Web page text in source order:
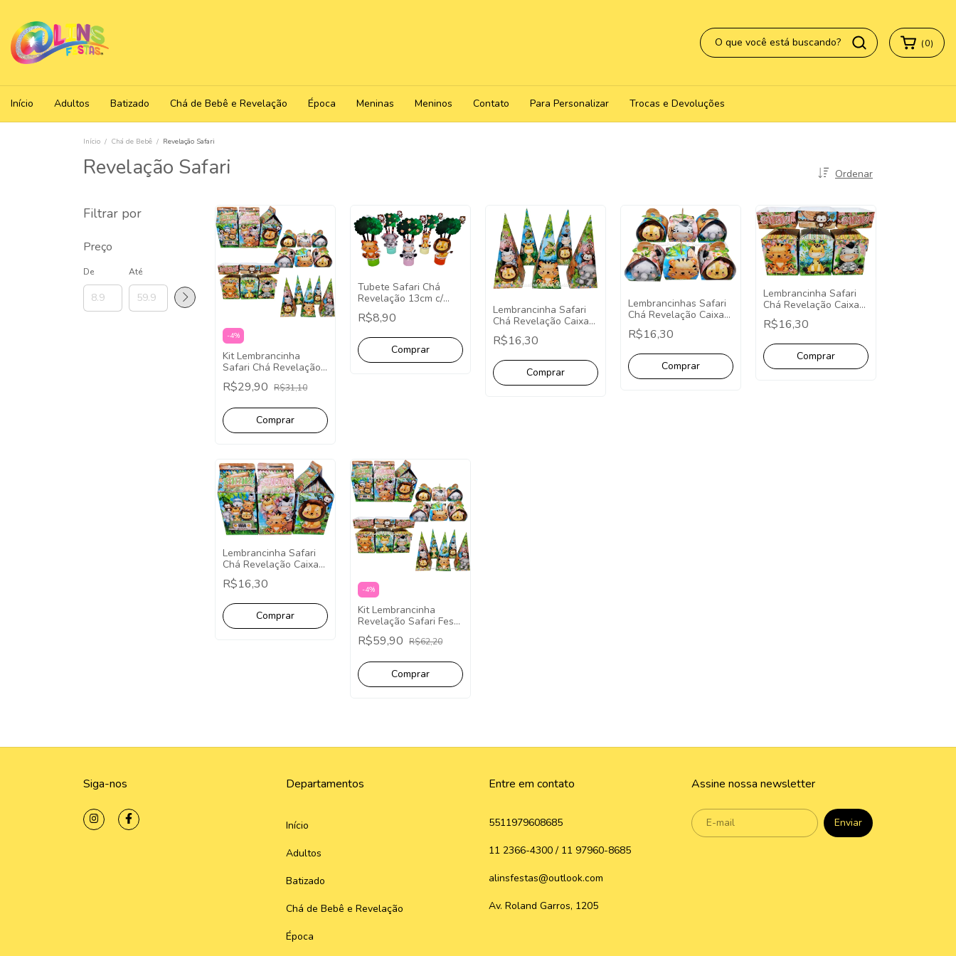
(0)
Início Adultos Batizado Chá de Bebê e Revelação Época Meninas Meninos Contato Para Personalizar Trocas e Devoluções
Início / Chá de Bebê / Revelação Safari
Revelação Safari Ordenar
Filtrar por
Preço
De Até
-4%
Kit Lembrancinha
Safari Chá Revelação
20 Caixinhas Festa
Fácil Decoração
R$29,90 R$31,10
Tubete Safari Chá
Revelação 13cm c/
aplique pct com 5 unid
R$8,90
Lembrancinha Safari
Chá Revelação Caixa
Cone - Pct com 10
R$16,30
Lembrancinhas Safari
Chá Revelação Caixa
Bombom - Pct com 10
R$16,30
Lembrancinha Safari
Chá Revelação Caixa
Meia Bala - Pct com 10
R$16,30
Lembrancinha Safari
Chá Revelação Caixa
Milk - Pct com 10
R$16,30 -4%
Kit Lembrancinha
Revelação Safari Festa
Facil Papelaria 40
Caixinhas
R$59,90 R$62,20
Siga-nos Departamentos
Início
Adultos
Batizado
Chá de Bebê e Revelação
Época
Entre em contato
5511979608685
11 2366-4300 / 11 97960-8685
alinsfestas@outlook.com
Av. Roland Garros, 1205
Assine nossa newsletter